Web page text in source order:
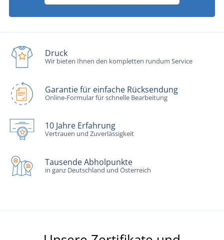
Druck
Wir bieten Ihnen den kompletten rundum Service
Garantie für einfache Rücksendung
Online-Formular für schnelle Bearbeitung
10 Jahre Erfahrung
Vertrauen und Zuverlässigkeit
Tausende Abholpunkte
in ganz Deutschland und Österreich